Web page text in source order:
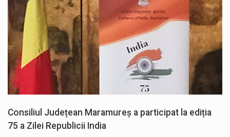
Consiliul Județean Maramureș a participat la ediția
75 a Zilei Republicii India